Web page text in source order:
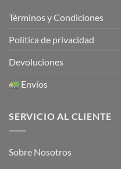
Términos y Condiciones
Política de privacidad
Devoluciones
Envíos
SERVICIO AL CLIENTE
Sobre Nosotros